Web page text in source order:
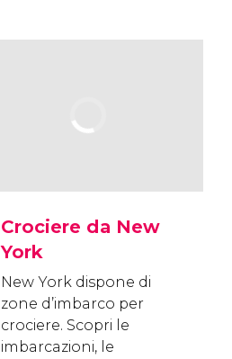
Crociere da New
York
New York dispone di
zone d’imbarco per
crociere. Scopri le
imbarcazioni, le